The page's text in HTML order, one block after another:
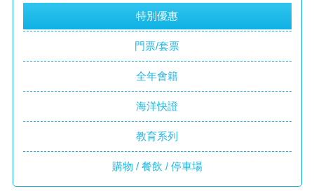
特別優惠
門票/套票
全年會籍
海洋快證
教育系列
購物 / 餐飲 / 停車場